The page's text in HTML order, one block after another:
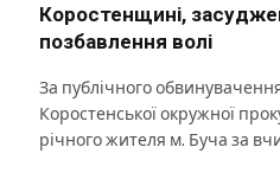
Коростенщині,
позбавлення волі
За публічного
Коростенської окружної
річного жителя м. Буча за